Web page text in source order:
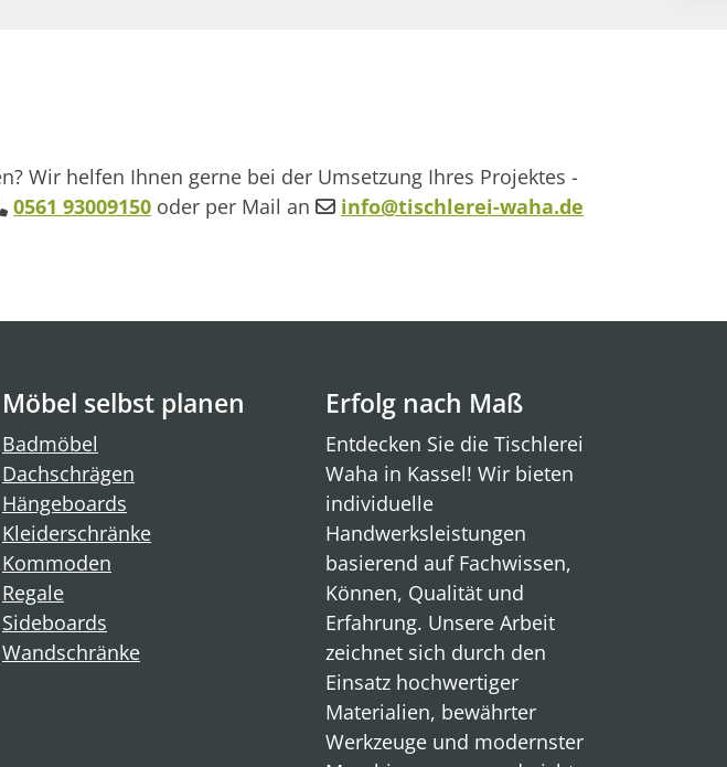
Wir helfen Ihnen gerne bei der Umsetzung Ihres Projektes -
0561 93009150 oder per Mail an info@tischlerei-waha.de
Möbel selbst planen
Badmöbel
Dachschrägen
Hängeboards
Kleiderschränke
Kommoden
Regale
Sideboards
Wandschränke
Erfolg nach Maß
Entdecken Sie die Tischlerei
Waha in Kassel! Wir bieten
individuelle
Handwerksleistungen
basierend auf Fachwissen,
Können, Qualität und
Erfahrung. Unsere Arbeit
zeichnet sich durch den
Einsatz hochwertiger
Materialien, bewährter
Werkzeuge und modernster